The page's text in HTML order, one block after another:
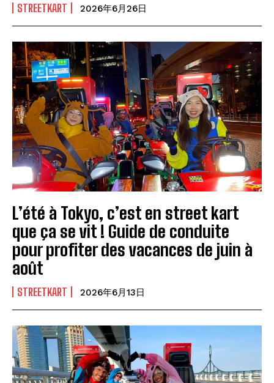
STREETKART 2026年6月26日
L’été à Tokyo, c’est en street kart
que ça se vit ! Guide de conduite
pour profiter des vacances de juin à
août
STREETKART 2026年6月13日